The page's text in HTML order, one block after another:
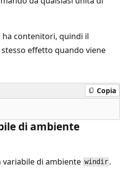
contenitori, quindi il
effetto quando viene
Copia
di ambiente
di ambiente windir .